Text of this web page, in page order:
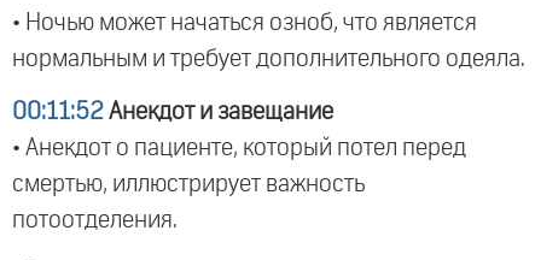
• Ночью может начаться озноб, что является
нормальным и требует дополнительного одеяла.
00:11:52 Анекдот и завещание
• Анекдот о пациенте, который потел перед
смертью, иллюстрирует важность
потоотделения.